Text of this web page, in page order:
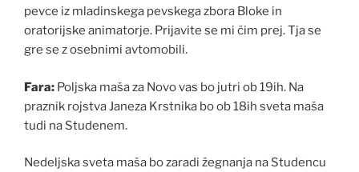
pevce iz mladinskega pevskega zbora Bloke in
oratorijske animatorje. Prijavite se mi čim prej. Tja se
gre se z osebnimi avtomobili.
Fara: Poljska maša za Novo vas bo jutri ob 19ih. Na
praznik rojstva Janeza Krstnika bo ob 18ih sveta maša
tudi na Studenem.
Nedeljska sveta maša bo zaradi žegnanja na Studencu